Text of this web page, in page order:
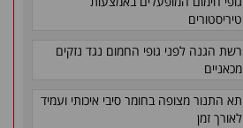
טיריסטורים
רשת הגנה לפני גופי החמום נגד נזקים
מכאניים
תא התנור מצופה בחומר סיבי איכותי ועמיד
לאורך זמן